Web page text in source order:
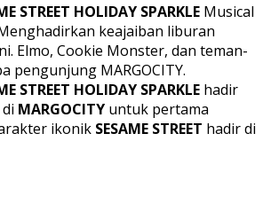
STREET HOLIDAY SPARKLE Musical
keajaiban liburan
Elmo, Cookie Monster, dan teman-
pengunjung MARGOCITY.
STREET HOLIDAY SPARKLE hadir
MARGOCITY untuk pertama
ikonik SESAME STREET hadir di